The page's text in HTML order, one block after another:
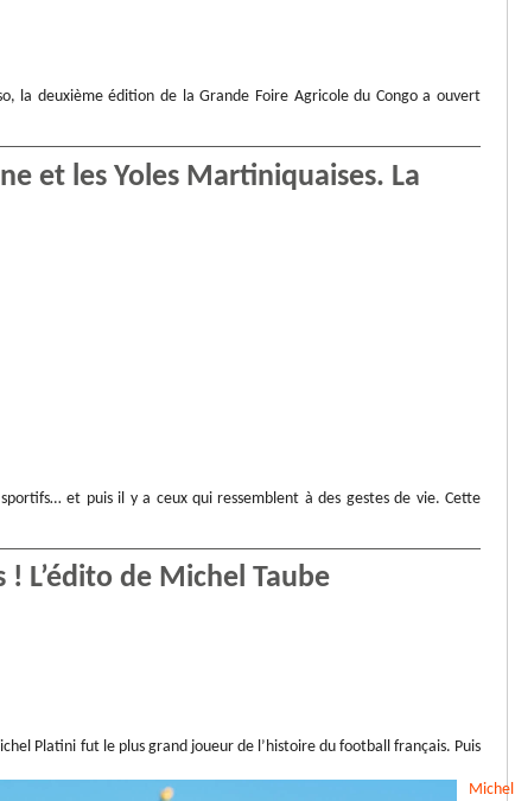
la deuxième édition de la Grande Foire Agricole du Congo a ouvert
et les Yoles Martiniquaises. La
et puis il y a ceux qui ressemblent à des gestes de vie. Cette
L’édito de Michel Taube
Platini fut le plus grand joueur de l’histoire du football français. Puis
Michel